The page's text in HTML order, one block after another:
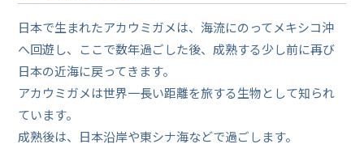
日本で生まれたアカウミガメは、海流にのってメキシコ沖
へ回遊し、ここで数年過ごした後、成熟する少し前に再び
日本の近海に戻ってきます。
アカウミガメは世界一長い距離を旅する生物として知られ
ています。
成熟後は、日本沿岸や東シナ海などで過ごします。